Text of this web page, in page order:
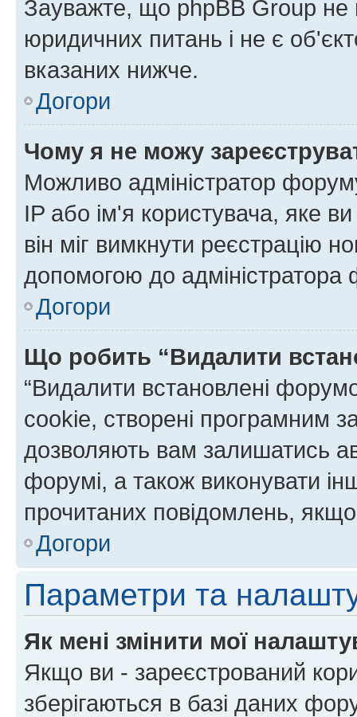
Зауважте, що phpBB Group не
юридичних питань і не є
вказаних нижче.
Догори
Чому я не можу
Можливо адміністратор
IP або ім'я користувача, яке
він міг вимкнути реєстрацію
допомогою до адміністратора
Догори
Що робить “Видалити
“Видалити встановлені
cookie, створені програмним
дозволяють вам залишатись
форумі, а також виконувати
прочитаних повідомлень,
Догори
Параметри та
Як мені змінити мої
Якщо ви - зареєстрований
зберігаються в базі даних